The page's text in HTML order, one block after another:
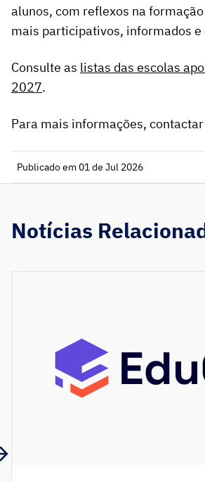
alunos, com reflexos na
mais participativos, informados
Consulte as listas das escolas
2027.
Para mais informações, contactar
Publicado em 01 de Jul 2026
Notícias